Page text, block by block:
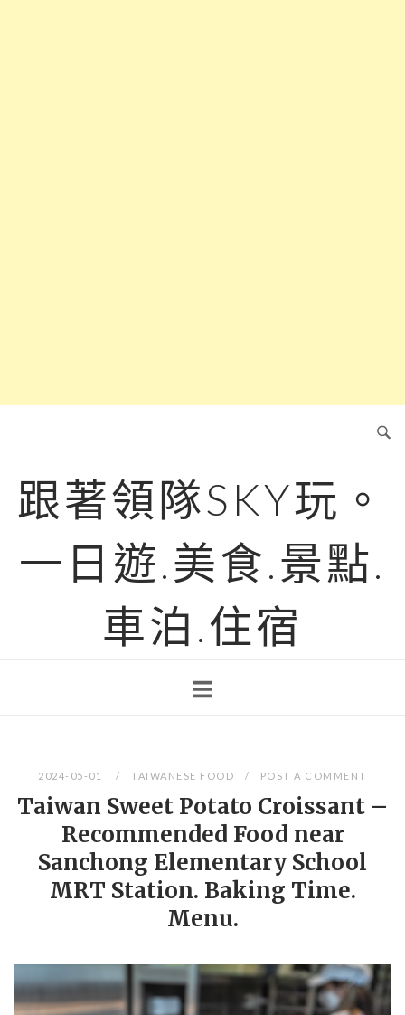
跟著領隊SKY玩。
一日遊.美食.景點.
車泊.住宿
2024-05-01 TAIWANESE FOOD POST A COMMENT
Taiwan Sweet Potato Croissant –
Recommended Food near
Sanchong Elementary School
MRT Station. Baking Time.
Menu.